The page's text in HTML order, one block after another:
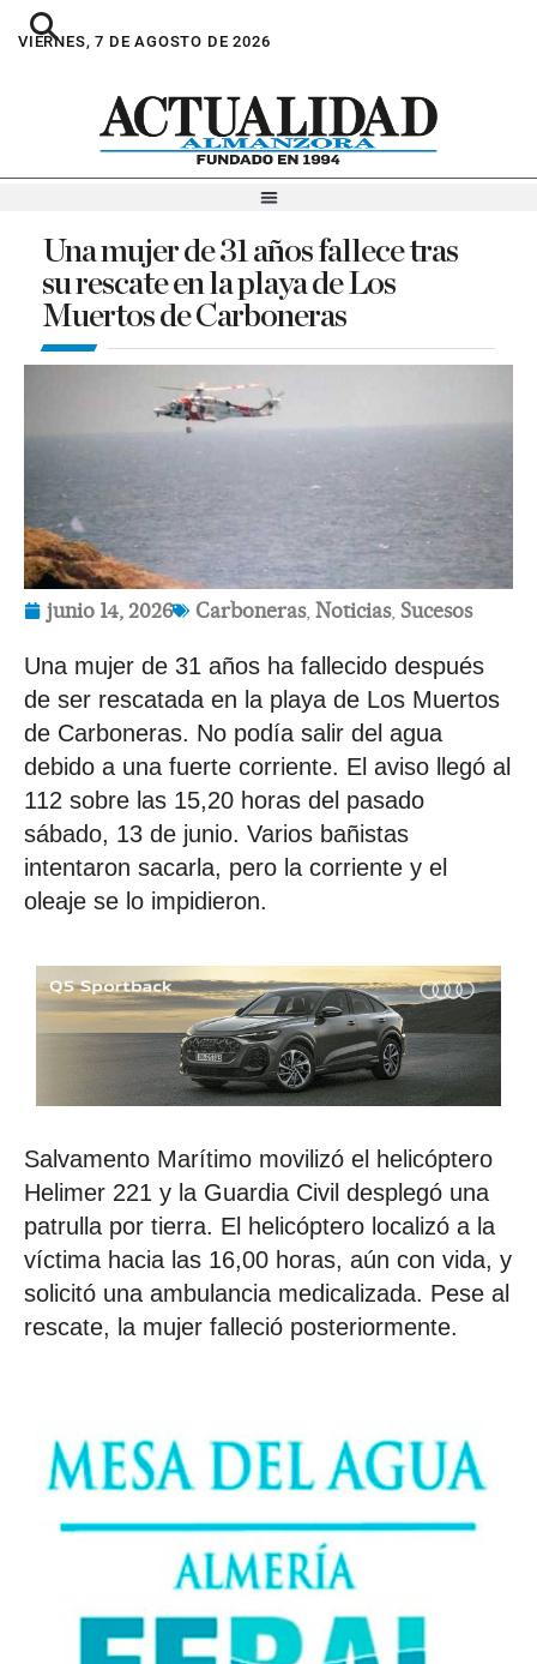
VIERNES, 7 DE AGOSTO DE 2026
Una mujer de 31 años fallece tras
su rescate en la playa de Los
Muertos de Carboneras
junio 14, 2026 Carboneras, Noticias, Sucesos
Una mujer de 31 años ha fallecido después
de ser rescatada en la playa de Los Muertos
de Carboneras. No podía salir del agua
debido a una fuerte corriente. El aviso llegó al
112 sobre las 15,20 horas del pasado
sábado, 13 de junio. Varios bañistas
intentaron sacarla, pero la corriente y el
oleaje se lo impidieron.
Salvamento Marítimo movilizó el helicóptero
Helimer 221 y la Guardia Civil desplegó una
patrulla por tierra. El helicóptero localizó a la
víctima hacia las 16,00 horas, aún con vida, y
solicitó una ambulancia medicalizada. Pese al
rescate, la mujer falleció posteriormente.